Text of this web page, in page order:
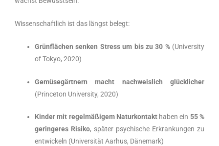
Wissenschaftlich ist das längst belegt:
Grünflächen senken Stress um bis zu 30 %(University
of Tokyo, 2020)
Gemüsegärtnern macht nachweislich glücklicher
(Princeton University, 2020)
Kinder mit regelmäßigem Naturkontakthaben ein 55 %
geringeres Risiko, später psychische Erkrankungen zu
entwickeln (Universität Aarhus, Dänemark)